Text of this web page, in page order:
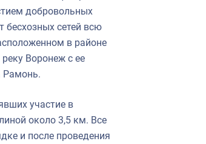
добровольных
бесхозных сетей всю
в районе
Воронеж с ее
Рамонь.
участие в
около 3,5 км. Все
и после проведения